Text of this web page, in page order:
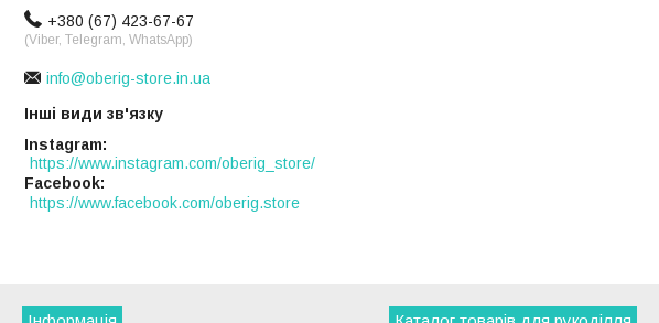
+380 (67) 423-67-67
(Viber, Telegram, WhatsApp)
info@oberig-store.in.ua
Інші види зв'язку
Instagram
https://www.instagram.com/oberig_store/
Facebook
https://www.facebook.com/oberig.store